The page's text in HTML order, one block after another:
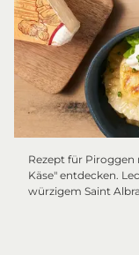
Rezept für
Käse" entdecken.
würzigem Saint